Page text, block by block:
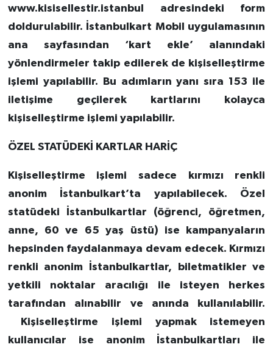
www.kisisellestir.istanbul adresindeki form
doldurulabilir. İstanbulkart Mobil uygulamasının
ana sayfasından ‘kart ekle’ alanındaki
yönlendirmeler takip edilerek de kişiselleştirme
işlemi yapılabilir. Bu adımların yanı sıra 153 ile
iletişime geçilerek kartlarını kolayca
kişiselleştirme işlemi yapılabilir.
ÖZEL STATÜDEKİ KARTLAR HARİÇ
Kişiselleştirme işlemi sadece kırmızı renkli
anonim İstanbulkart’ta yapılabilecek. Özel
statüdeki İstanbulkartlar (öğrenci, öğretmen,
anne, 60 ve 65 yaş üstü) ise kampanyaların
hepsinden faydalanmaya devam edecek. Kırmızı
renkli anonim İstanbulkartlar, biletmatikler ve
yetkili noktalar aracılığı ile isteyen herkes
tarafından alınabilir ve anında kullanılabilir.
Kişiselleştirme işlemi yapmak istemeyen
kullanıcılar ise anonim İstanbulkartları ile